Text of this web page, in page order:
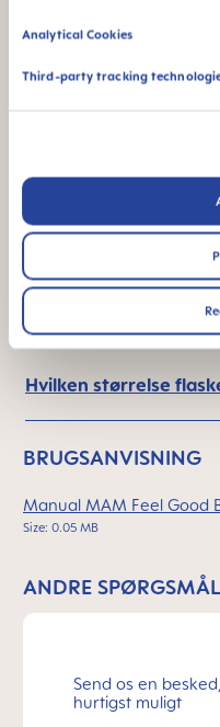
Analytical Cookies
Third-party tracking
FAQ
Hvad er det særlige
Tilberedning og
Hvad skal man tænke
Hvilken størrelse
BRUGSANVISNING
Manual MAM Feel Good
Size: 0.05 MB
ANDRE
Send os en
hurtigst muligt